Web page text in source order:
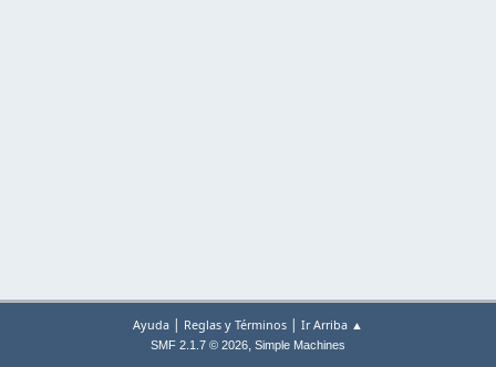
Ayuda | Reglas y Términos | Ir Arriba ▲
SMF 2.1.7 © 2026, Simple Machines